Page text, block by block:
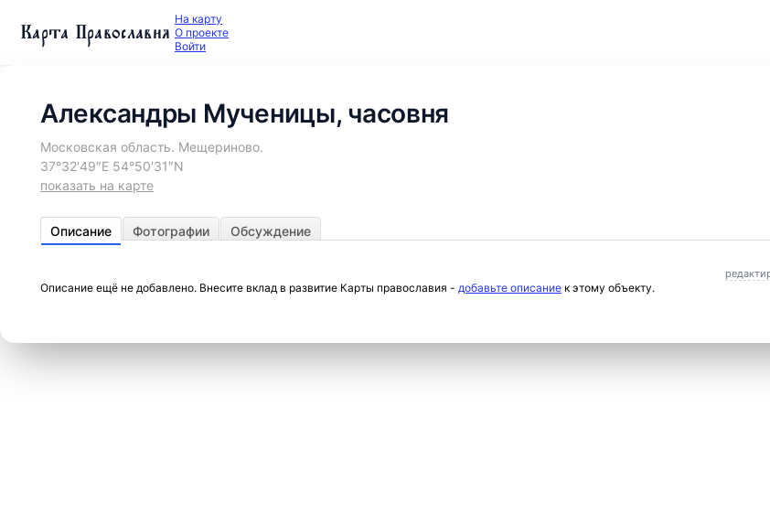
Карта Православия На карту
О проекте
Войти
Александры Мученицы, часовня
Московская область. Мещериново.
37°32′49″E 54°50′31″N
показать на карте
Описание Фотографии Обсуждение
Описание ещё не добавлено. Внесите вклад в развитие Карты православия - добавьте описание к этому объекту.